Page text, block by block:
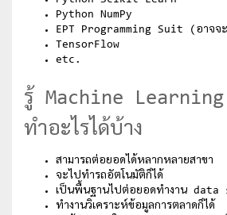
Python NumPy
EPT Programming Suit (อาจจะ
TensorFlow
etc.
รู้ Machine Learning
ทำอะไรได้บ้าง
สามารถต่อยอดได้หลากหลายสาขา
จะไปทำรถอัตโนมัติก็ได้
เป็นพื้นฐานไปต่อยอดทำงาน
ทำงานวิเคราะห์ข้อมูลการตลาดก็ได้